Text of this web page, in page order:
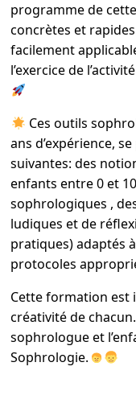
programme de
concrètes et
facilement
l’exercice de
Ces outils
ans d’expérience,
suivantes: des
enfants entre 0 et
sophrologiques ,
ludiques et de
pratiques) adaptés
protocoles
Cette formation est
créativité de
sophrologue et
Sophrologie.